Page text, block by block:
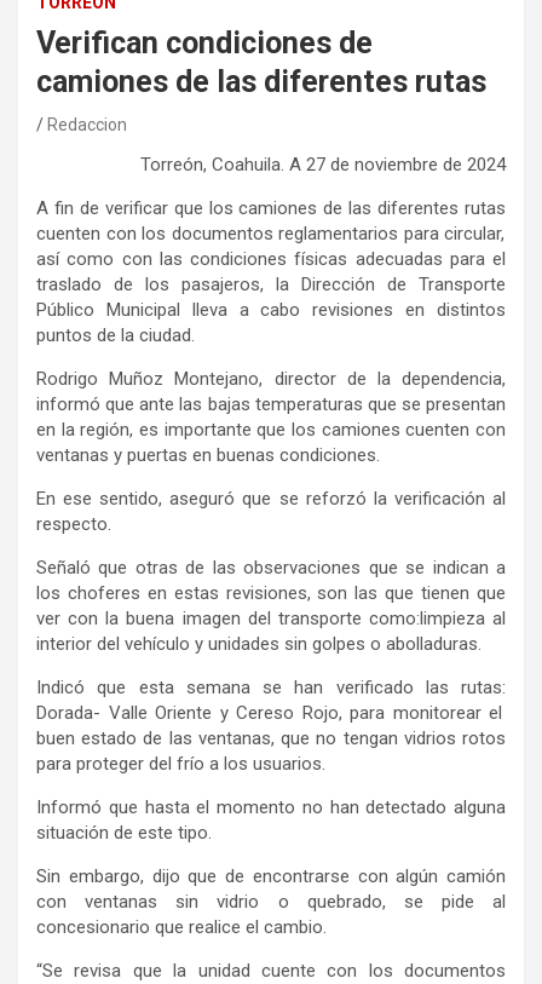
Verifican condiciones de
camiones de las diferentes rutas
Redaccion
Torreón, Coahuila. A 27 de noviembre de 2024
A fin de verificar que los camiones de las diferentesrutas
cuenten con los documentos reglamentarios para circular,
así como con las condiciones físicas adecuadas para el
traslado de los pasajeros, l a Dirección de Transporte
Público Municipal lleva a cabo revisiones en distintos
puntos de la ciudad.
Rodrigo Muñoz Montejano, director de la dependencia,
informó que ante las bajas temperaturas que se presentan
en la región, es importante que los camiones cuenten con
ventanas y puertas en buenas condiciones.
En ese sentido, aseguró que se reforzó la verificaciónal
respecto.
Señalóque otras de lasobservaciones que se indicana
los choferes en estas revisiones, son las que tienen que
ver con la buena imagen del transporte como: limpieza al
interior del vehículo y unidades sin golpes o abolladuras.
ndicó que esta semana se han verificado las rutas:
Dorada- Valle Oriente yCereso Rojo, para monitorearel
buen estadode las ventanas, que no tengan vidrios rotos
para proteger del frío a los usuarios.
Informó que hasta el momento no han detectado alguna
situación de este tipo.
Sin embargo, dijo que de encontrarse con algún camión
con ventanas sin vidrio o quebrado, se pide a
concesionario que realice el cambio.
“Se revisa que
la unidad cuente con los documentos